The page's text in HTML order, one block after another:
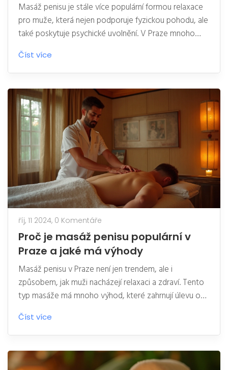
Masáž penisu je stále více populární formou relaxace
pro muže, která nejen podporuje fyzickou pohodu, ale
také poskytuje psychické uvolnění. V Praze mnoho
mužů objevuje tento intimní rituál a jeho přínosy pro
zdraví. Články popisují, jak masáž probíhá, jaké benefity
nabízí, a přináší reálné příběhy mužů, kteří tuto
zkušenost vyzkoušeli. Informace jsou doplněny tipy,
jak najít spolehlivou masérku a co od masáže
očekávat.
Číst více
říj, 11 2024, 0 Komentáře
Proč je masáž penisu populární v
Praze a jaké má výhody
Masáž penisu v Praze není jen trendem, ale i
způsobem, jak muži nacházejí relaxaci a zdraví. Tento
typ masáže má mnoho výhod, které zahrnují úlevu od
stresu a zlepšení oběhu krve. V článku prozkoumáme,
proč si tolik mužů vybírá tuto formu relaxace v hlavním
městě a jaké praktické tipy mohou pomoci k lepšímu
zážitku. Zjistíte také, jak může tento druh masáže
podpořit celkové psychické a fyzické zdraví.
Číst více